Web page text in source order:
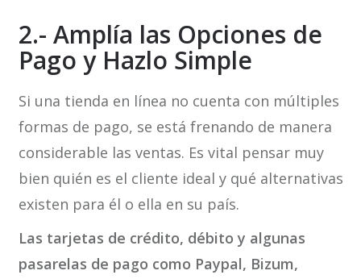
2.- Amplía las Opciones de
Pago y Hazlo Simple
Si una tienda en línea no cuenta con múltiples
formas de pago, se está frenando de manera
considerable las ventas. Es vital pensar muy
bien quién es el cliente ideal y qué alternativas
existen para él o ella en su país.
Las tarjetas de crédito, débito y algunas
pasarelas de pago como Paypal, Bizum,